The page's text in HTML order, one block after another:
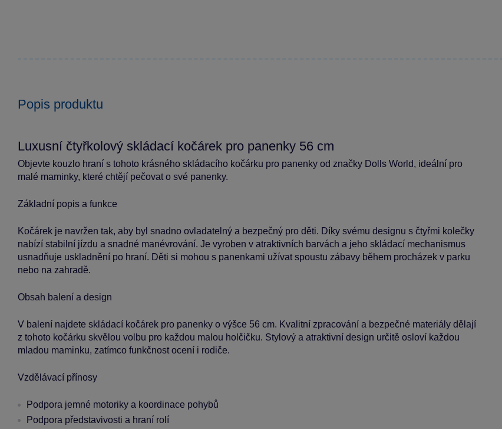
Popis produktu
Luxusní čtyřkolový skládací kočárek pro panenky 56 cm
Objevte kouzlo hraní s tohoto krásného skládacího kočárku pro panenky od značky Dolls World, ideální pro
malé maminky, které chtějí pečovat o své panenky.
Základní popis a funkce
Kočárek je navržen tak, aby byl snadno ovladatelný a bezpečný pro děti. Díky svému designu s čtyřmi kolečky
nabízí stabilní jízdu a snadné manévrování. Je vyroben v atraktivních barvách a jeho skládací mechanismus
usnadňuje uskladnění po hraní. Děti si mohou s panenkami užívat spoustu zábavy během procházek v parku
nebo na zahradě.
Obsah balení a design
V balení najdete skládací kočárek pro panenky o výšce 56 cm. Kvalitní zpracování a bezpečné materiály dělají
z tohoto kočárku skvělou volbu pro každou malou holčičku. Stylový a atraktivní design určitě osloví každou
mladou maminku, zatímco funkčnost ocení i rodiče.
Vzdělávací přínosy
Podpora jemné motoriky a koordinace pohybů
Podpora představivosti a hraní rolí